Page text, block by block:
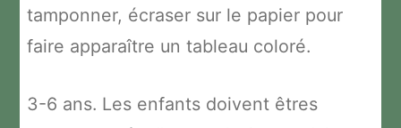
tamponner, écraser sur le papier pour
faire apparaître un tableau coloré.
3-6 ans. Les enfants doivent êtres